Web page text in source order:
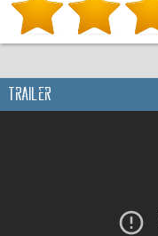
Trailer